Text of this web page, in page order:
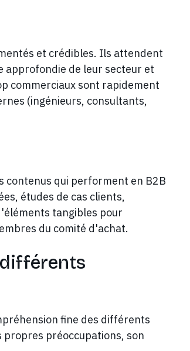
et crédibles. Ils attendent
de leur secteur et
commerciaux sont rapidement
(ingénieurs, consultants,
contenus qui performent en B2B
études de cas clients,
tangibles pour
du comité d'achat.
fine des différents
propres préoccupations, son